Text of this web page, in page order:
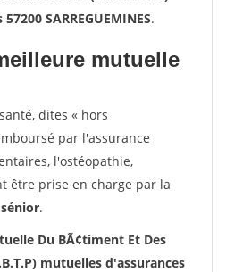
SARREGUEMINES.
mutuelle
dites « hors
par l'assurance
l'ostéopathie,
être prise en charge par la
.
Du BÃ¢timent Et Des
mutuelles d'assurances